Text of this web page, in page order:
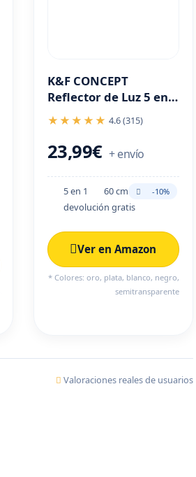
K&F CONCEPT
Reflector de Luz 5 en 1
22" (60cm) Colapsable
para Estudio y Exterior
★★★★★ 4.6 (315)
23,99€ + envío
5 en 1 60 cm -10%
devolución gratis
Ver en Amazon
* Colores: oro, plata, blanco, negro,
semitransparente
Valoraciones reales de usuarios